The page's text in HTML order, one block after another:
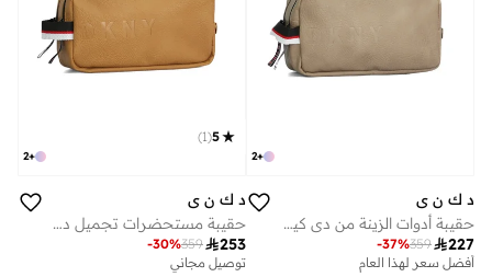
+
2
د ك ن ي
حقيبة أدوات الزينة من دي كيه إن واي
227
359
-37%
أفضل سعر لهذا العام
+
2
5
(
1
)
د ك ن ي
حقيبة مستحضرات تجميل دي كي إن واي
253
359
-30%
توصيل مجاني